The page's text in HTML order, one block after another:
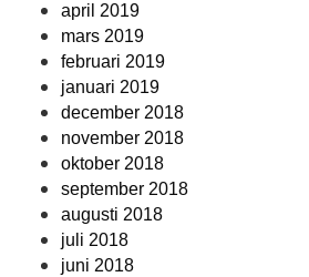
april 2019
mars 2019
februari 2019
januari 2019
december 2018
november 2018
oktober 2018
september 2018
augusti 2018
juli 2018
juni 2018